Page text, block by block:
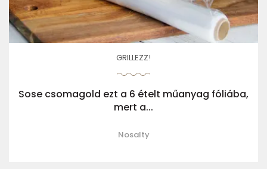
GRILLEZZ!
Sose csomagold ezt a 6 ételt műanyag fóliába,
mert a...
Nosalty